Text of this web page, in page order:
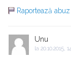
Raportează abuz
Unu
la 20.10.2015,